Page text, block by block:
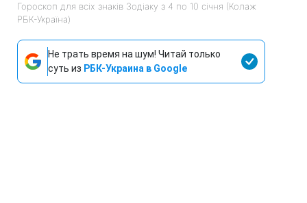
Гороскоп для всіх знаків Зодіаку з 4 по 10 січня (Колаж
РБК-Україна)
Не трать время на шум! Читай только
суть из РБК-Украина в Google